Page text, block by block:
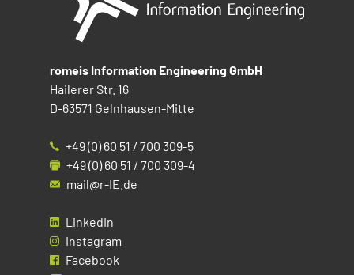
romeis Information Engineering GmbH
Hailerer Str. 16
D-63571 Gelnhausen-Mitte
+49 (0) 60 51 / 700 309-5
+49 (0) 60 51 / 700 309-4
mail@r-IE.de
LinkedIn
Instagram
Facebook